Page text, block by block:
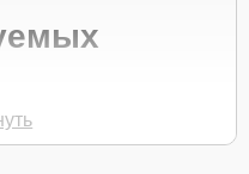
1D X Mark II